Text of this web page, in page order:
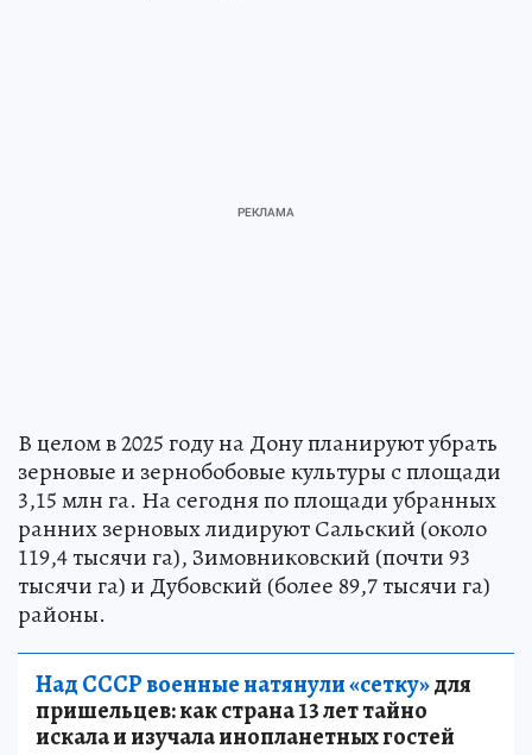
В целом в 2025 году на Дону планируют убрать
зерновые и зернобобовые культуры с площади
3,15 млн га. На сегодня по площади убранных
ранних зерновых лидируют Сальский (около
119,4 тысячи га), Зимовниковский (почти 93
тысячи га) и Дубовский (более 89,7 тысячи га)
районы.
Над СССР военные натянули «сетку»для
пришельцев: как страна 13 лет тайно
искала и изучала инопланетных гостей